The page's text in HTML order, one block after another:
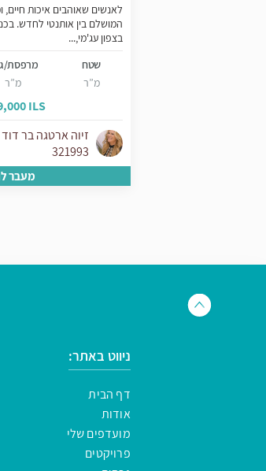
לאנשים שאוהבים איכות
המושלם בין אותנטי לחדש.
בצפון עג'מי,...
שטח
מ”ר
מרפסת/
מ”ר
ILS
זיוה ארטגה בר
321993
מעבר
ניווט באתר:
דף הבית
אודות
מועדפים שלי
פרויקטים